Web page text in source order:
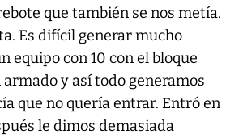
que también se nos metía.
Es difícil generar mucho
equipo con 10 con el bloque
y así todo generamos
que no quería entrar. Entró en
le dimos demasiada